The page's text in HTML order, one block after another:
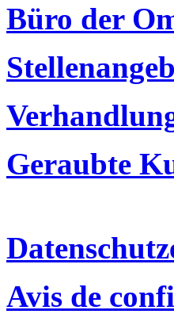
Büro der
Geraubte
Avis de